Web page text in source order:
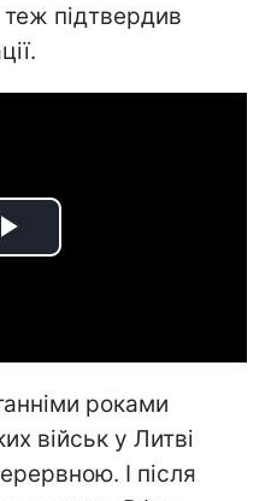
теж підтвердив
Play
роками
військ у Литві
І після